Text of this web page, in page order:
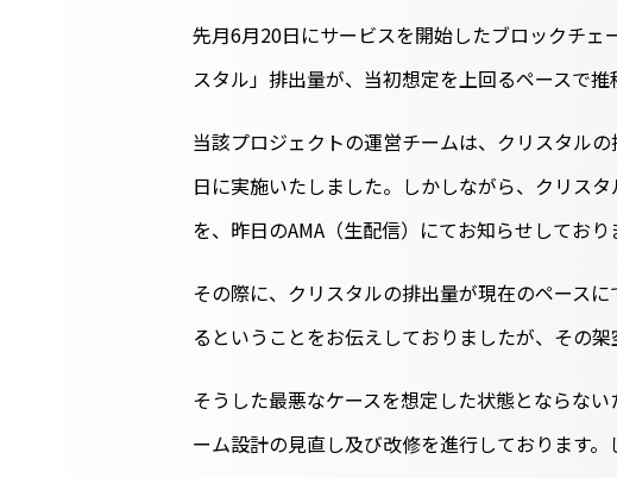
先月6月20日にサービスを開始したブロックチェ
スタル」排出量が、当初想定を上回るペースで推
当該プロジェクトの運営チームは、クリスタル
日に実施いたしました。しかしながら、クリス
を、昨日のAMA（生配信）にてお知らせしており
その際に、クリスタルの排出量が現在のペース
るということをお伝えしておりましたが、その
そうした最悪なケースを想定した状態とならな
ーム設計の見直し及び改修を進行しております